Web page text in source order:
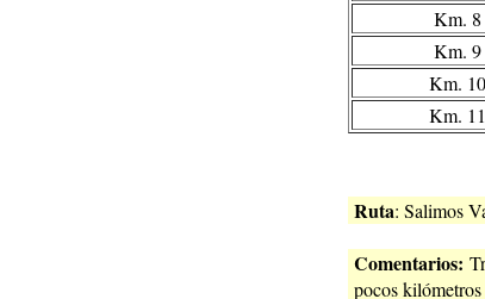
Km.
Km.
Km.
Km.
Ruta: Salimos
Comentarios:
pocos